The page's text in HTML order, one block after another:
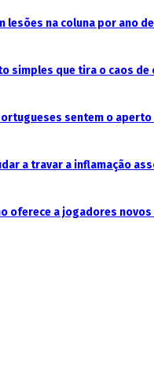
lesões na coluna por ano
simples que tira o caos de
sentem o
a travar a inflamação
oferece a jogadores